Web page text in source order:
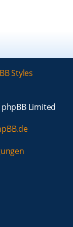
Styles
Limited